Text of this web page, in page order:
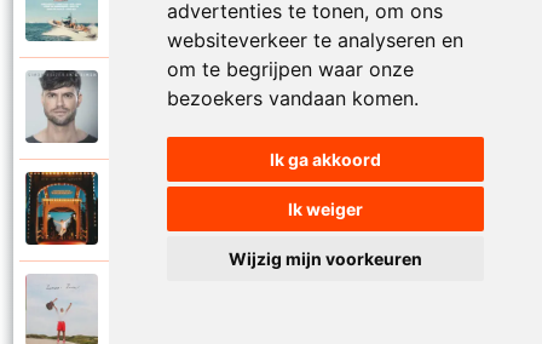
advertenties te tonen, om ons
websiteverkeer te analyseren en
om te begrijpen waar onze
bezoekers vandaan komen.
Ik ga akkoord
Ik weiger
Wijzig mijn voorkeuren
Vrienden
Simon Keizer